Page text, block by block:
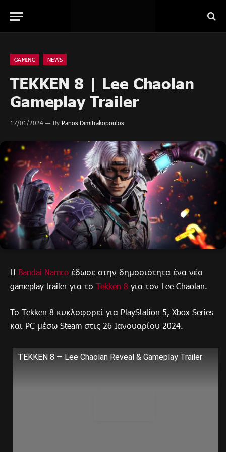
GAMING NEWS
TEKKEN 8 | Lee Chaolan
Gameplay Trailer
17/01/2024 By Panos Dimitrakopoulos
H Bandai Namco έδωσε στην δημοσιότητα ένα νέο
gameplay trailer για το Tekken 8 για τον Lee Chaolan.
Το Tekken 8 κυκλοφορεί για PlayStation 5, Xbox Series
και PC μέσω Steam στις 26 Ιανουαρίου 2024.
TEKKEN 8 — Lee Chaolan Reveal & Gameplay Trailer